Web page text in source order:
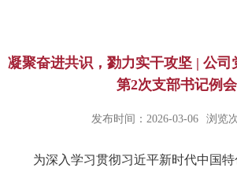
凝聚奋进共识，勠力实干攻坚 | 公司
第2次支部书记例会
发布时间：2026-03-06 浏览
为深入学习贯彻习近平新时代中国特